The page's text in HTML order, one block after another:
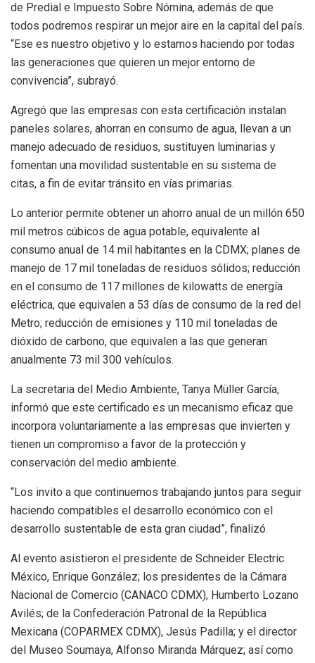
de Predial e Impuesto Sobre Nómina, además de que
todos podremos respirar un mejor aire en la capital del país.
“Ese es nuestro objetivo y lo estamos haciendo por todas
las generaciones que quieren un mejor entorno de
convivencia”, subrayó.
Agregó que las empresas con esta certificación instalan
paneles solares, ahorran en consumo de agua, llevan a un
manejo adecuado de residuos, sustituyen luminarias y
fomentan una movilidad sustentable en su sistema de
citas, a fin de evitar tránsito en vías primarias.
Lo anterior permite obtener un ahorro anual de un millón 650
mil metros cúbicos de agua potable, equivalente al
consumo anual de 14 mil habitantes en la CDMX; planes de
manejo de 17 mil toneladas de residuos sólidos; reducción
en el consumo de 117 millones de kilowatts de energía
eléctrica, que equivalen a 53 días de consumo de la red del
Metro; reducción de emisiones y 110 mil toneladas de
dióxido de carbono, que equivalen a las que generan
anualmente 73 mil 300 vehículos.
La secretaria del Medio Ambiente, Tanya Müller García,
informó que este certificado es un mecanismo eficaz que
incorpora voluntariamente a las empresas que invierten y
tienen un compromiso a favor de la protección y
conservación del medio ambiente.
“Los invito a que continuemos trabajando juntos para seguir
haciendo compatibles el desarrollo económico con el
desarrollo sustentable de esta gran ciudad”, finalizó.
Al evento asistieron el presidente de Schneider Electric
México, Enrique González; los presidentes de la Cámara
Nacional de Comercio (CANACO CDMX), Humberto Lozano
Avilés; de la Confederación Patronal de la República
Mexicana (COPARMEX CDMX), Jesús Padilla; y el director
del Museo Soumaya, Alfonso Miranda Márquez; así como